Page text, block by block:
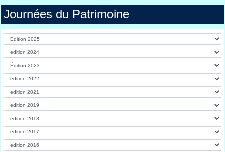
Journées du Patrimoine